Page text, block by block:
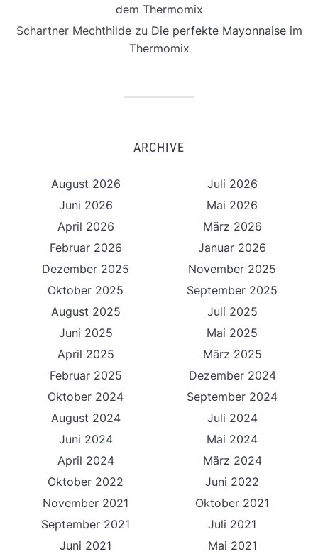
dem Thermomix
Schartner Mechthildezu Die perfekte Mayonnaise im
Thermomix
ARCHIVE
August 2026
Juli 2026
Juni 2026
Mai 2026
April 2026
März 2026
Februar 2026
Januar 2026
Dezember 2025
November 2025
Oktober 2025
September 2025
August 2025
Juli 2025
Juni 2025
Mai 2025
April 2025
März 2025
Februar 2025
Dezember 2024
Oktober 2024
September 2024
August 2024
Juli 2024
Juni 2024
Mai 2024
April 2024
März 2024
Oktober 2022
Juni 2022
November 2021
Oktober 2021
September 2021
Juli 2021
Juni 2021
Mai 2021